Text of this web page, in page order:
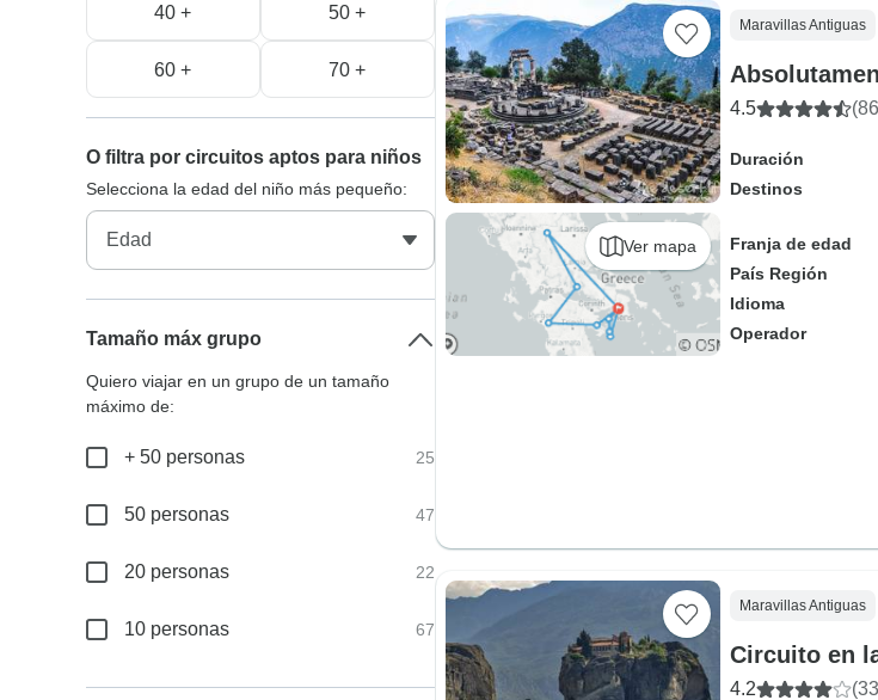
Ver mapa
Maravillas Antiguas
4.5
Duración
Destinos
Franja de edad
País Región
Idioma
Operador
Maravillas Antiguas
Circuito en
4.2
40 + 50 +
60 + 70 +
O filtra por circuitos aptos para niños
Selecciona la edad del niño más pequeño:
Tamaño máx grupo
Quiero viajar en un grupo de un tamaño
máximo de:
+ 50 personas 25
50 personas 47
20 personas 22
10 personas 67